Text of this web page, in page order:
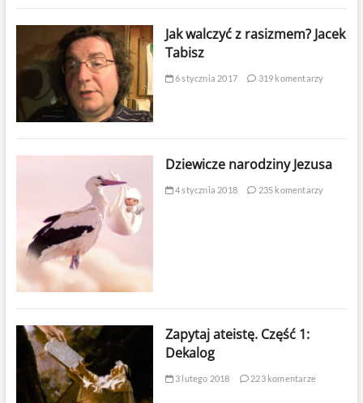
Jak walczyć z rasizmem? Jacek
Tabisz
6 stycznia 2017 319 komentarzy
Dziewicze narodziny Jezusa
4 stycznia 2018 235 komentarzy
Zapytaj ateistę. Część 1:
Dekalog
3 lutego 2018 223 komentarze